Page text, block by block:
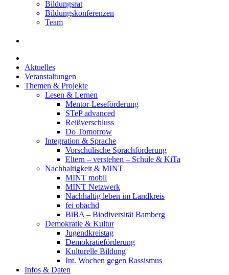
Bildungsrat
Bildungskonferenzen
Team
Aktuelles
Veranstaltungen
Themen & Projekte
Lesen & Lernen
Mentor-Leseförderung
STeP advanced
Reißverschluss
Do Tomorrow
Integration & Sprache
Vorschulische Sprachförderung
Eltern – verstehen – Schule & KiTa
Nachhaltigkeit & MINT
MINT mobil
MINT Netzwerk
Nachhaltig leben im Landkreis
fei obachd
BiBA – Biodiversität Bamberg
Demokratie & Kultur
Jugendkreistag
Demokratieförderung
Kulturelle Bildung
Int. Wochen gegen Rassismus
Infos & Daten